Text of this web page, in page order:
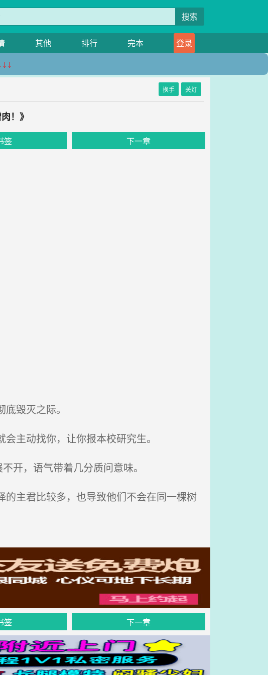
搜索
其他 排行 完本
登录
换手 关灯
！》
签 下一章
毁灭之际。
主动找你，让你报本校研究生。
开，语气带着几分质问意味。
主君比较多，也导致他们不会在同一棵树
签 下一章